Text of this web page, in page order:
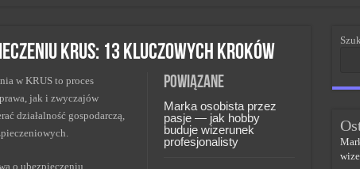
sieci kluczem do sukcesu
do sukcesu w zmianach
KRUS: 13 kluczowych kroków
Powiązane
Marka osobista przez
pasje — jak hobby
buduje wizerunek
profesjonalisty
w KRUS to proces
jak i zwyczajów
działalność gospodarczą,
o ubezpieczeniu